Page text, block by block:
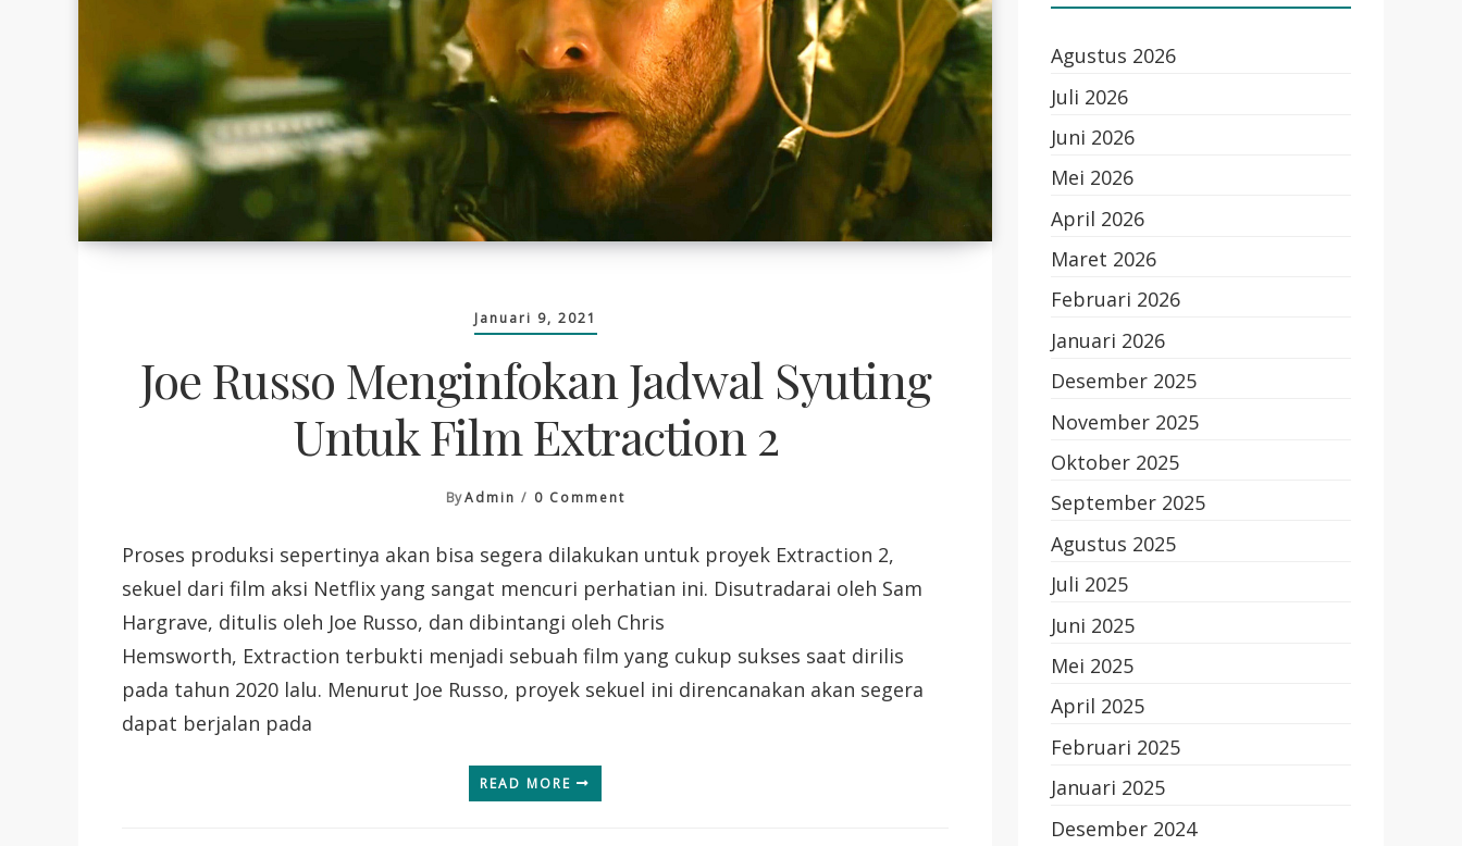
Januari 9, 2021
Joe Russo Menginfokan Jadwal Syuting
Untuk Film Extraction 2
ByAdmin 0 CommentOn
Menginfokan
Jadwal
Syuting
Untuk
Film
Extraction
2
Proses produksi sepertinya akan bisa segera dilakukan untuk proyek Extraction 2,
sekuel dari film aksi Netflix yang sangat mencuri perhatian ini. Disutradarai oleh Sam
Hargrave, ditulis oleh Joe Russo, dan dibintangi oleh Chris
Hemsworth, Extraction terbukti menjadi sebuah film yang cukup sukses saat dirilis
pada tahun 2020 lalu. Menurut Joe Russo, proyek sekuel ini direncanakan akan segera
dapat berjalan pada
READ MORE
Agustus 2026
Juli 2026
Juni 2026
Mei 2026
April 2026
Maret 2026
Februari 2026
Januari 2026
Desember 2025
November 2025
Oktober 2025
September 2025
Agustus 2025
Juli 2025
Juni 2025
Mei 2025
April 2025
Februari 2025
Januari 2025
Desember 2024